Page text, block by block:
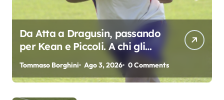
Da Atta a Dragusin, passando
per Kean e Piccoli. A chi gli
oscar del precampionato?
Tommaso Borghini Ago 3, 2026 0 Comments